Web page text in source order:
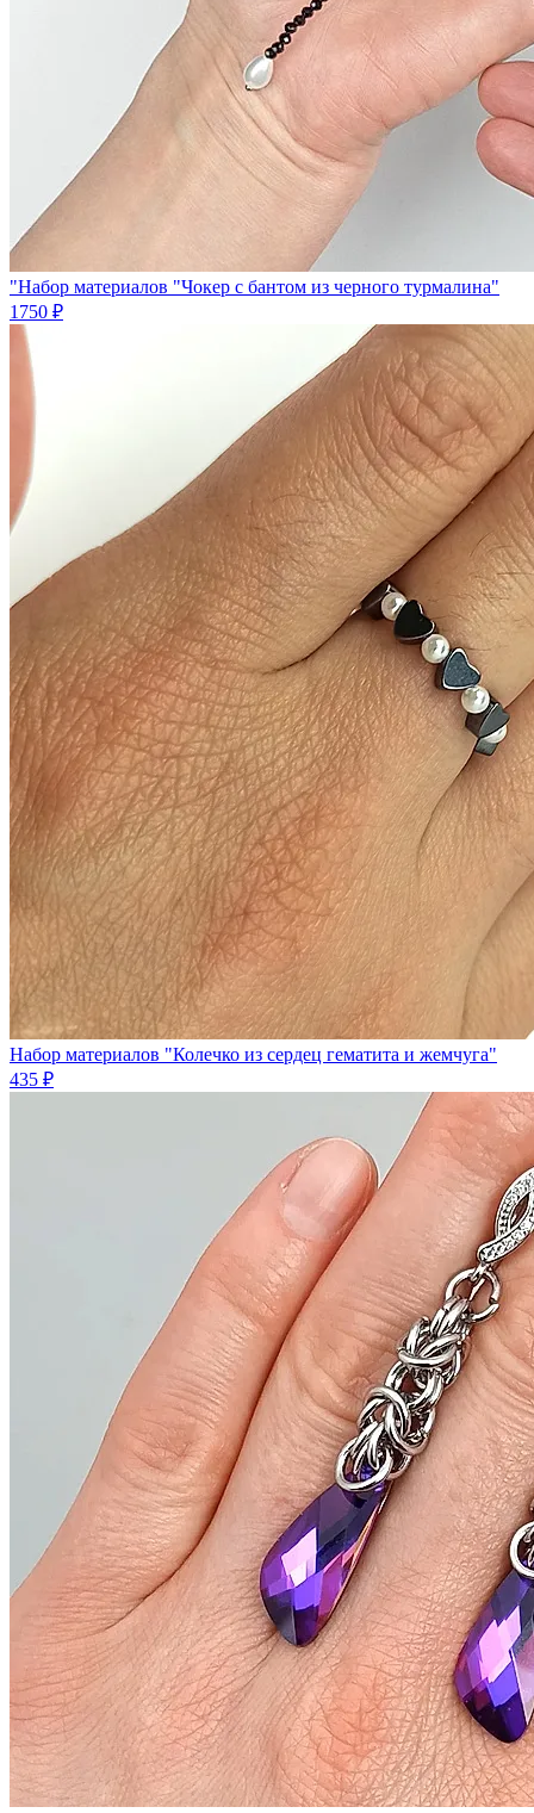
"Набор материалов "Чокер с бантом из черного турмалина"
1750 ₽
Набор материалов "Колечко из сердец гематита и жемчуга"
435 ₽